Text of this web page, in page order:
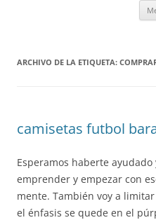
ARCHIVO DE LA ETIQUETA:
camisetas futbol
Esperamos haberte
emprender y empezar con
mente. También voy a
el énfasis se quede en el